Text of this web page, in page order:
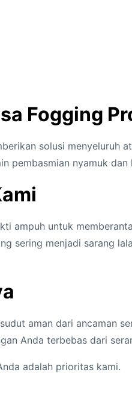
Fogging
solusi menyeluruh
pembasmian nyamuk dan
ampuh untuk
sering menjadi sarang
aman dari ancaman
Anda terbebas dari
adalah prioritas kami.